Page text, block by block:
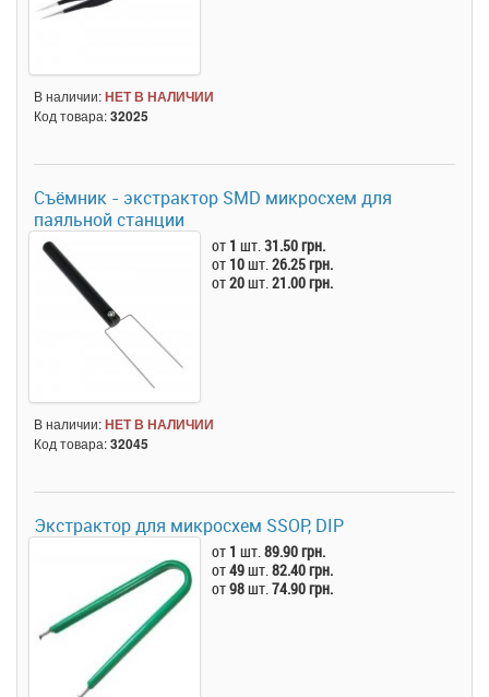
В наличии:НЕТ В НАЛИЧИИ
Код товара:32025
Съёмник - экстрактор SMD микросхем для
паяльной станции
от 1 шт.31.50 грн.
от 10шт.26.25 грн.
от20шт.21.00 грн.
В наличии:НЕТ В НАЛИЧИИ
Код товара:32045
Экстрактор для микросхем SSOP, DIP
от 1 шт.89.90 грн.
от49шт.82.40 грн.
от98шт.74.90 грн.